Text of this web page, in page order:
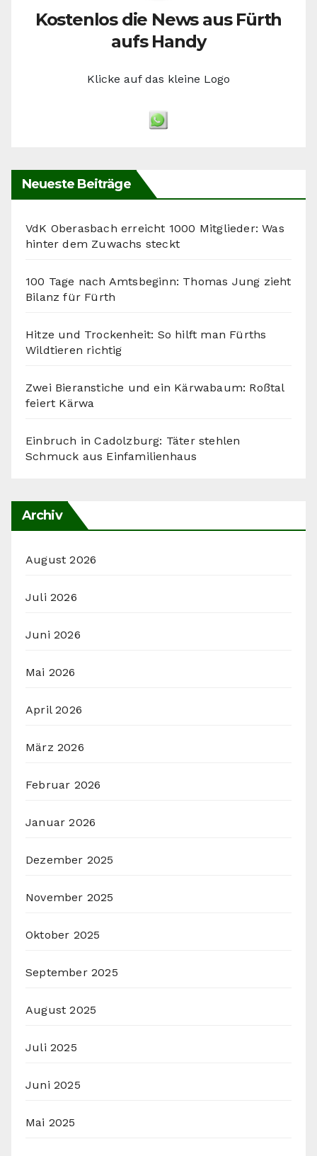
Kostenlos die News aus Fürth
aufs Handy
Klicke auf das kleine Logo
Neueste Beiträge
VdK Oberasbach erreicht 1000 Mitglieder: Was
hinter dem Zuwachs steckt
100 Tage nach Amtsbeginn: Thomas Jung zieht
Bilanz für Fürth
Hitze und Trockenheit: So hilft man Fürths
Wildtieren richtig
Zwei Bieranstiche und ein Kärwabaum: Roßtal
feiert Kärwa
Einbruch in Cadolzburg: Täter stehlen
Schmuck aus Einfamilienhaus
Archiv
August 2026
Juli 2026
Juni 2026
Mai 2026
April 2026
März 2026
Februar 2026
Januar 2026
Dezember 2025
November 2025
Oktober 2025
September 2025
August 2025
Juli 2025
Juni 2025
Mai 2025